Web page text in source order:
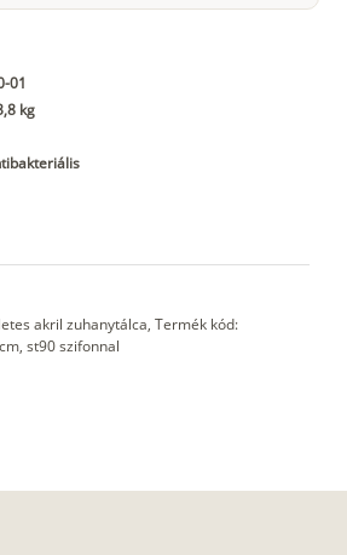
01
kg
akril zuhanytálca, Termék kód:
st90 szifonnal